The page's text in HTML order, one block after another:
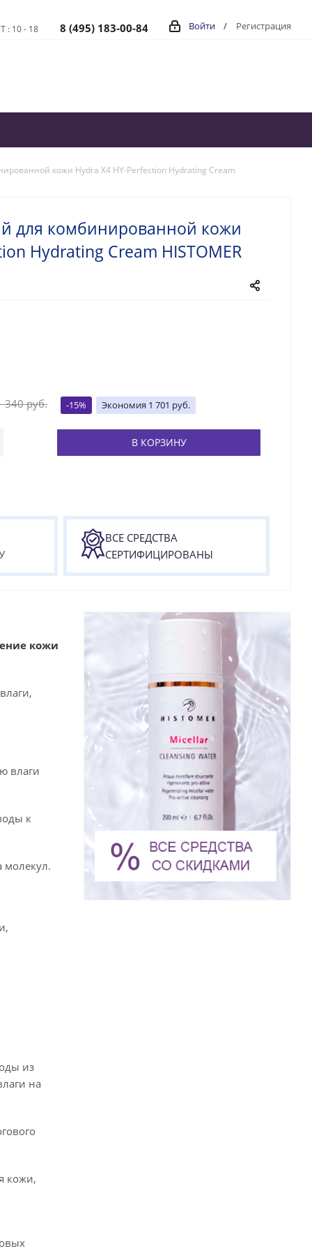
Войти / Регистрация
: 10 - 18 8 (495) 183-00-84
кожи Hydra X4 HY-Perfection Hydrating Cream
для комбинированной кожи
Hydrating Cream HISTOMER
340руб. -15% Экономия 1 701 руб.
В КОРЗИНУ
ВСЕ СРЕДСТВА
СЕРТИФИЦИРОВАНЫ
кожи
влаги
к
молекул.
из
на
кожи,